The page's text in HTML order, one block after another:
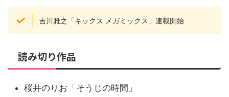
吉川雅之「キックス メガミックス」連載開始
読み切り作品
桜井のりお「そうじの時間」